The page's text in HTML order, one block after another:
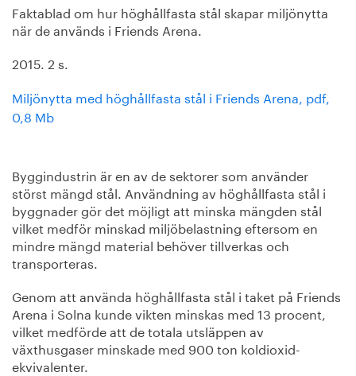
Faktablad om hur höghållfasta stål skapar miljönytta
när de används i Friends Arena.
2015. 2 s.
Miljönytta med höghållfasta stål i Friends Arena, pdf,
0,8 Mb
Byggindustrin är en av de sektorer som använder
störst mängd stål. Användning av höghållfasta stål i
byggnader gör det möjligt att minska mängden stål
vilket medför minskad miljöbelastning eftersom en
mindre mängd material behöver tillverkas och
transporteras.
Genom att använda höghållfasta stål i taket på Friends
Arena i Solna kunde vikten minskas med 13 procent,
vilket medförde att de totala utsläppen av
växthusgaser minskade med 900 ton koldioxid-
ekvivalenter.